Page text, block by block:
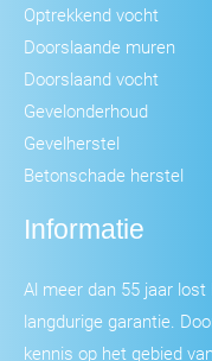
Optrekkend vocht
Doorslaande muren
Doorslaand vocht
Gevelonderhoud
Gevelherstel
Betonschade herstel
Informatie
Al meer dan 55 jaar
langdurige garantie.
kennis op het gebied